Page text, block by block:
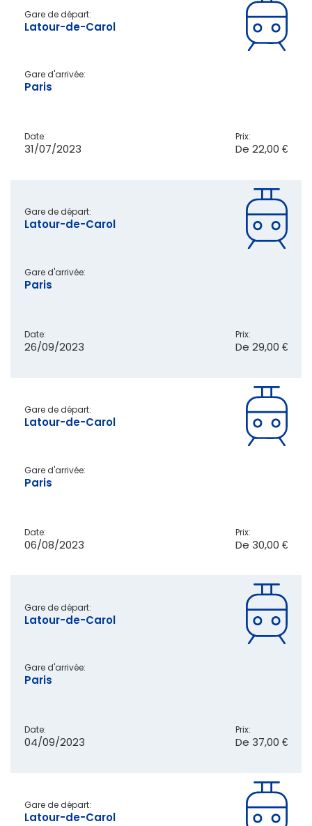
Gare de départ:
Latour-de-Carol
Gare d'arrivée:
Paris
Date:
31/07/2023
Prix:
De 22,00 €
Gare de départ:
Latour-de-Carol
Gare d'arrivée:
Paris
Date:
26/09/2023
Prix:
De 29,00 €
Gare de départ:
Latour-de-Carol
Gare d'arrivée:
Paris
Date:
06/08/2023
Prix:
De 30,00 €
Gare de départ:
Latour-de-Carol
Gare d'arrivée:
Paris
Date:
04/09/2023
Prix:
De 37,00 €
Gare de départ:
Latour-de-Carol